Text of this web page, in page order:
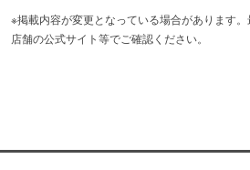
赤白シャンパンにカクテル、ビール(
パードライ)、ジャパニーズウイス
※掲載内容が変更となっている場合があります
店舗の公式サイト等でご確認ください。